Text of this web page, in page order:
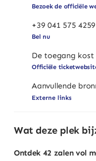
Bezoek de officiële
+39 041 575 4259
Bel nu
De toegang kost
Officiële
Aanvullende
Externe links
Wat deze plek
Ontdek 42 zalen vol